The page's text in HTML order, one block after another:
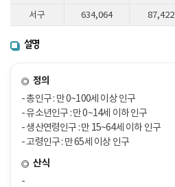
서구
634,064 87,422
설명
정의
- 총인구 : 만 0~100세 이상 인구
- 유소년인구 : 만 0~14세 이하 인구
- 생산연령인구 : 만 15~64세 이하 인구
- 고령인구 : 만 65세 이상 인구
산식
-